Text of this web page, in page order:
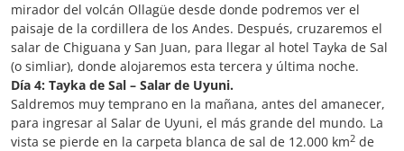
mirador del volcán Ollagüe desde donde podremos ver el
paisaje de la cordillera de los Andes. Después, cruzaremos el
salar de Chiguana y San Juan, para llegar al hotel Tayka de Sal
(o simliar), donde alojaremos esta tercera y última noche.
Día 4: Tayka de Sal – Salar de Uyuni.
Saldremos muy temprano en la mañana, antes del amanecer,
para ingresar al Salar de Uyuni, el más grande del mundo. La
vista se pierde en la carpeta blanca de sal de 12.000 km2 de